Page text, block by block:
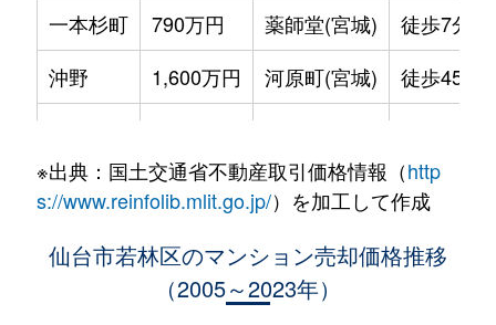
一本杉町
790万円 薬師堂(宮城)
徒歩7分
沖野
1,600万円 河原町(宮城)
徒歩45分
蒲町東
2,500万円 六丁の目
徒歩8分
2,100万円 河原町(宮城)
※出典：国土交通省不動産取引価格情報（http
s://www.reinfolib.mlit.go.jp/）を加工して作成
仙台市若林区のマンション売却価格推移
（2005～2023年）